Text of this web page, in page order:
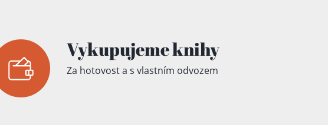
Vykupujeme knihy
Za hotovost a s vlastním odvozem